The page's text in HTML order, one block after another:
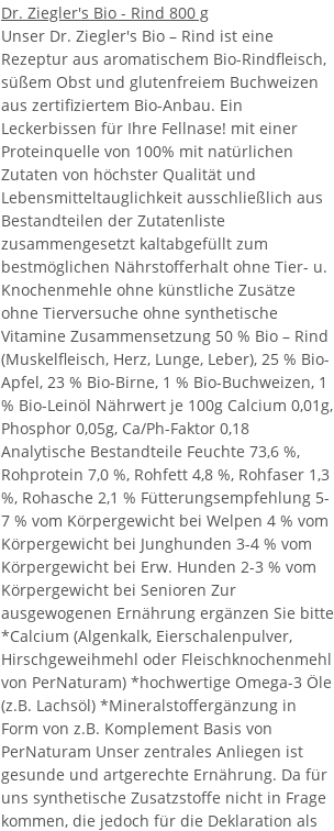
Dr. Ziegler's Bio - Rind 800 g
Unser Dr. Ziegler's Bio – Rind ist eine
Rezeptur aus aromatischem Bio-Rindfleisch,
süßem Obst und glutenfreiem Buchweizen
aus zertifiziertem Bio-Anbau. Ein
Leckerbissen für Ihre Fellnase! mit einer
Proteinquelle von 100% mit natürlichen
Zutaten von höchster Qualität und
Lebensmitteltauglichkeit ausschließlich aus
Bestandteilen der Zutatenliste
zusammengesetzt kaltabgefüllt zum
bestmöglichen Nährstofferhalt ohne Tier- u.
Knochenmehle ohne künstliche Zusätze
ohne Tierversuche ohne synthetische
Vitamine Zusammensetzung 50 % Bio – Rind
(Muskelfleisch, Herz, Lunge, Leber), 25 % Bio-
Apfel, 23 % Bio-Birne, 1 % Bio-Buchweizen, 1
% Bio-Leinöl Nährwert je 100g Calcium 0,01g,
Phosphor 0,05g, Ca/Ph-Faktor 0,18
Analytische Bestandteile Feuchte 73,6 %,
Rohprotein 7,0 %, Rohfett 4,8 %, Rohfaser 1,3
%, Rohasche 2,1 % Fütterungsempfehlung 5-
7 % vom Körpergewicht bei Welpen 4 % vom
Körpergewicht bei Junghunden 3-4 % vom
Körpergewicht bei Erw. Hunden 2-3 % vom
Körpergewicht bei Senioren Zur
ausgewogenen Ernährung ergänzen Sie bitte
*Calcium (Algenkalk, Eierschalenpulver,
Hirschgeweihmehl oder Fleischknochenmehl
von PerNaturam) *hochwertige Omega-3 Öle
(z.B. Lachsöl) *Mineralstoffergänzung in
Form von z.B. Komplement Basis von
PerNaturam Unser zentrales Anliegen ist
gesunde und artgerechte Ernährung. Da für
uns synthetische Zusatzstoffe nicht in Frage
kommen, die jedoch für die Deklaration als